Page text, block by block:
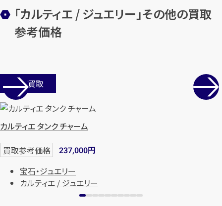
カンタン 無料
します
まずは
【総合受付】24時間・年中無休(年末年
メールで無料相談する
「カルティエ / ジュエリー」その他の買取
参考価格
店舗買取
カルティエ タンク チャーム
買取参考価格 237,000円
宝石・ジュエリー
カルティエ / ジュエリー